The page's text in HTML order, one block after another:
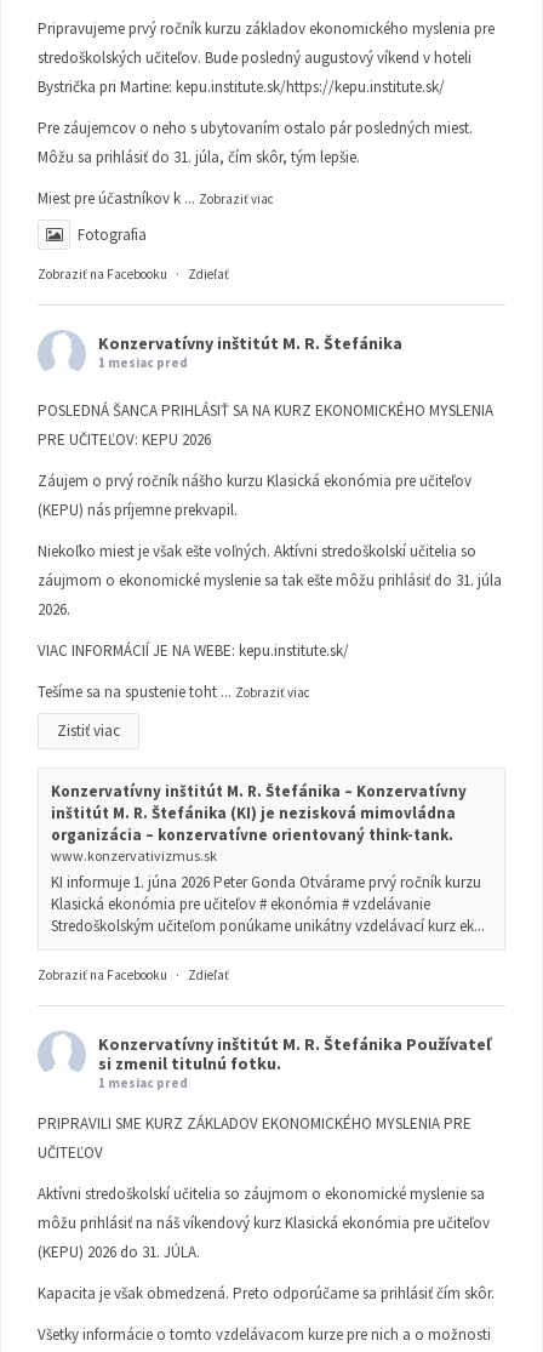
Pripravujeme prvý ročník kurzu základov ekonomického myslenia pre
stredoškolských učiteľov. Bude posledný augustový víkend v hoteli
Bystrička pri Martine: kepu.institute.sk/https://kepu.institute.sk/
Pre záujemcov o neho s ubytovaním ostalo pár posledných miest.
Môžu sa prihlásiť do 31. júla, čím skôr, tým lepšie.
Miest pre účastníkov k ... Zobraziť viac
Fotografia
Zobraziť na Facebooku · Zdieľať
Konzervatívny inštitút M. R. Štefánika
1 mesiac pred
POSLEDNÁ ŠANCA PRIHLÁSIŤ SA NA KURZ EKONOMICKÉHO MYSLENIA
PRE UČITEĽOV: KEPU 2026
Záujem o prvý ročník nášho kurzu Klasická ekonómia pre učiteľov
(KEPU) nás príjemne prekvapil.
Niekoľko miest je však ešte voľných. Aktívni stredoškolskí učitelia so
záujmom o ekonomické myslenie sa tak ešte môžu prihlásiť do 31. júla
2026.
VIAC INFORMÁCIÍ JE NA WEBE: kepu.institute.sk/
Tešíme sa na spustenie toht ... Zobraziť viac
Zistiť viac
Konzervatívny inštitút M. R. Štefánika – Konzervatívny
inštitút M. R. Štefánika (KI) je nezisková mimovládna
organizácia – konzervatívne orientovaný think-tank.
www.konzervativizmus.sk
KI informuje 1. júna 2026 Peter Gonda Otvárame prvý ročník kurzu
Klasická ekonómia pre učiteľov # ekonómia # vzdelávanie
Stredoškolským učiteľom ponúkame unikátny vzdelávací kurz ek...
Zobraziť na Facebooku · Zdieľať
Konzervatívny inštitút M. R. Štefánika Používateľ
si zmenil titulnú fotku.
1 mesiac pred
PRIPRAVILI SME KURZ ZÁKLADOV EKONOMICKÉHO MYSLENIA PRE
UČITEĽOV
Aktívni stredoškolskí učitelia so záujmom o ekonomické myslenie sa
môžu prihlásiť na náš víkendový kurz Klasická ekonómia pre učiteľov
(KEPU) 2026 do 31. JÚLA.
Kapacita je však obmedzená. Preto odporúčame sa prihlásiť čím skôr.
Všetky informácie o tomto vzdelávacom kurze pre nich a o možnosti